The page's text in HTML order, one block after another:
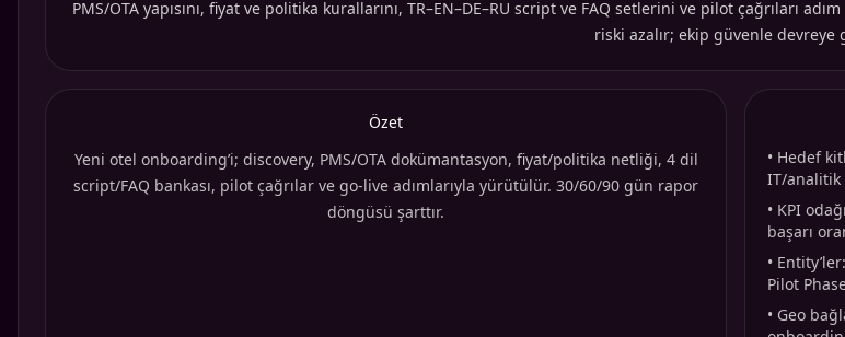
PMS/OTA yapısını, fiyat ve politika kurallarını, TR–EN–DE–RU script ve FAQ setlerini ve pilot çağrıları
riski azalır; ekip güvenle devreye
Özet
Yeni otel onboarding’i; discovery, PMS/OTA dokümantasyon, fiyat/politika netliği, 4 dil
script/FAQ bankası, pilot çağrılar ve go-live adımlarıyla yürütülür. 30/60/90 gün rapor
döngüsü şarttır.
• Hedef
IT/analitik
• KPI
başarı
•
Pilot
• Geo